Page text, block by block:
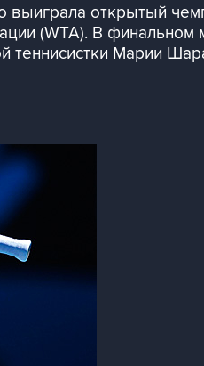
выиграла открытый
(WTA). В
теннисистки Марии